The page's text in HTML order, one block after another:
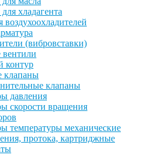
хладагента
(вибровставки)
контур
клапаны
клапаны
давления
скорости вращения
температуры механические
протока, картриджные